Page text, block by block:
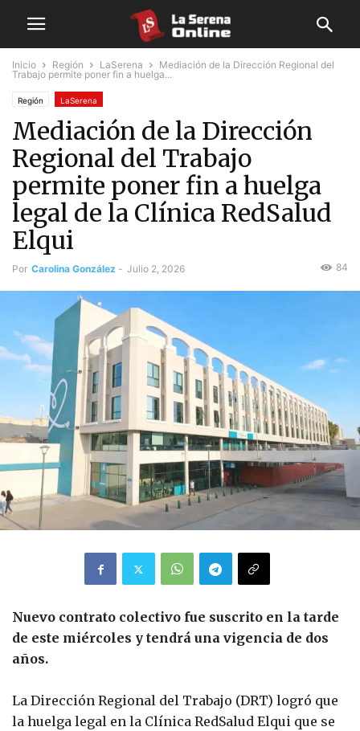
Inicio Región LaSerena
Mediación de la Dirección Regional del
Trabajo permite poner fin a huelga...
Región LaSerena
Mediación de la Dirección
Regional del Trabajo
permite poner fin a huelga
legal de la Clínica RedSalud
Elqui
Por Carolina González - Julio 2, 2026 84
Nuevo contrato colectivo fue suscrito en la tarde
de este miércoles y tendrá una vigencia de dos
años.
La Dirección Regional del Trabajo (DRT) logró que
la huelga legal en la Clínica RedSalud Elqui que se